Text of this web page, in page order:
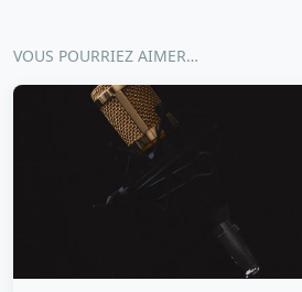
VOUS POURRIEZ AIMER…